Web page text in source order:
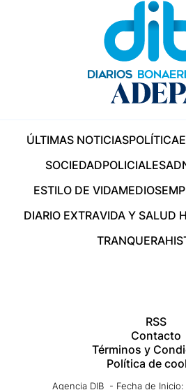
ÚLTIMAS NOTICIASPOLÍTICA
SOCIEDADPOLICIALES
ESTILO DE VIDAMEDIOS
DIARIO EXTRAVIDA Y SALUD
TRANQUERA
RSS
Contacto
Términos y
Política de
Agencia DIB - Fecha de